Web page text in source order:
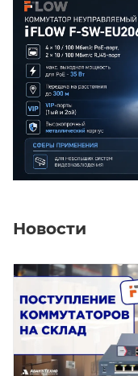
пропускной
металлическом
мм с массой нетто
от источника
220 В входит в
потребляемая
ожидания — 3 Вт.
температуре от 0
конденсата,
Новости